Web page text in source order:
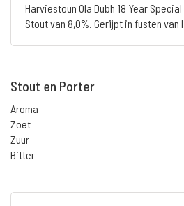
Harviestoun Ola Dubh 18 Year
Stout van 8,0%. Gerijpt in fusten van
Stout en Porter
Aroma
Zoet
Zuur
Bitter